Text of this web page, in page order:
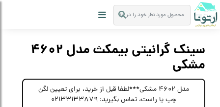
سینک گرانیتی بیمکث مدل 4602
مشکی
مدل 4602 مشکی***لطفا قبل از خرید، برای تعیین لگن
چپ یا راست، تماس بگیرید: 02133133879